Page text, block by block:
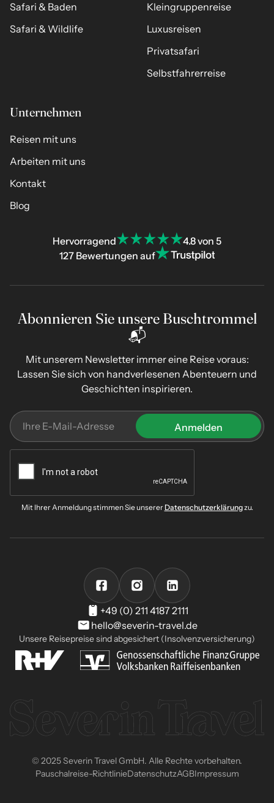
Safari & Baden
Safari & Wildlife
Kleingruppenreise
Luxusreisen
Privatsafari
Selbstfahrerreise
Unternehmen
Reisen mit uns
Arbeiten mit uns
Kontakt
Blog
Hervorragend
4.8 von 5
127 Bewertungen auf
Abonnieren Sie unsere Buschtrommel
📬
Mit unserem Newsletter immer eine Reise voraus:
Lassen Sie sich von handverlesenen Abenteuern und
Geschichten inspirieren.
Mit Ihrer Anmeldung stimmen Sie unsererDatenschutzerklärungzu.
+49 (0) 211 4187 2111
hello@severin-travel.de
Unsere Reisepreise sind abgesichert (Insolvenzversicherung)
© 2025 Severin Travel GmbH. Alle Rechte vorbehalten.
Pauschalreise-RichtlinieDatenschutzAGBImpressum